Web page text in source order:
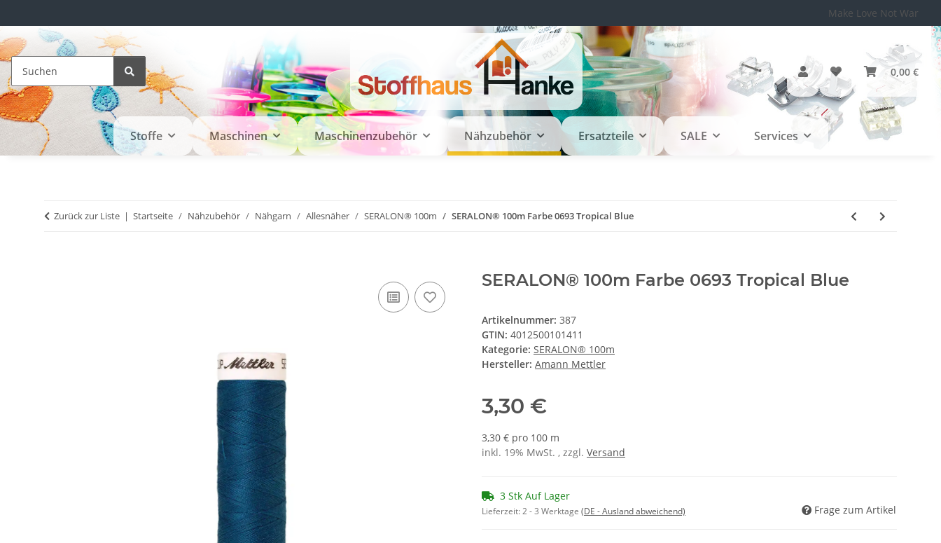
Make Love Not War
0,00 €
Stoffe Maschinen Maschinenzubehör Nähzubehör Ersatzteile SALE Services
Zurück zur Liste Startseite Nähzubehör Nähgarn Allesnäher SERALON® 100m SERALON® 100m Farbe 0693 Tropical Blue
SERALON® 100m Farbe 0693 Tropical Blue
Artikelnummer: 387
GTIN: 4012500101411
Kategorie: SERALON® 100m
Hersteller: Amann Mettler
3,30 €
3,30 € pro 100 m
inkl. 19% MwSt. , zzgl. Versand
3 Stk Auf Lager
Lieferzeit:2 - 3 Werktage (DE - Ausland abweichend) Frage zum Artikel